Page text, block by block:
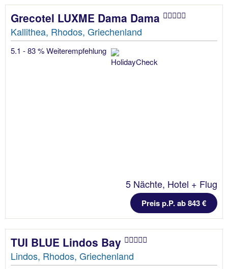
Grecotel LUXME Dama Dama
Kallithea, Rhodos, Griechenland
5.1 - 83 % Weiterempfehlung
5 Nächte, Hotel + Flug
Preis p.P. ab 843 €
TUI BLUE Lindos Bay
Lindos, Rhodos, Griechenland